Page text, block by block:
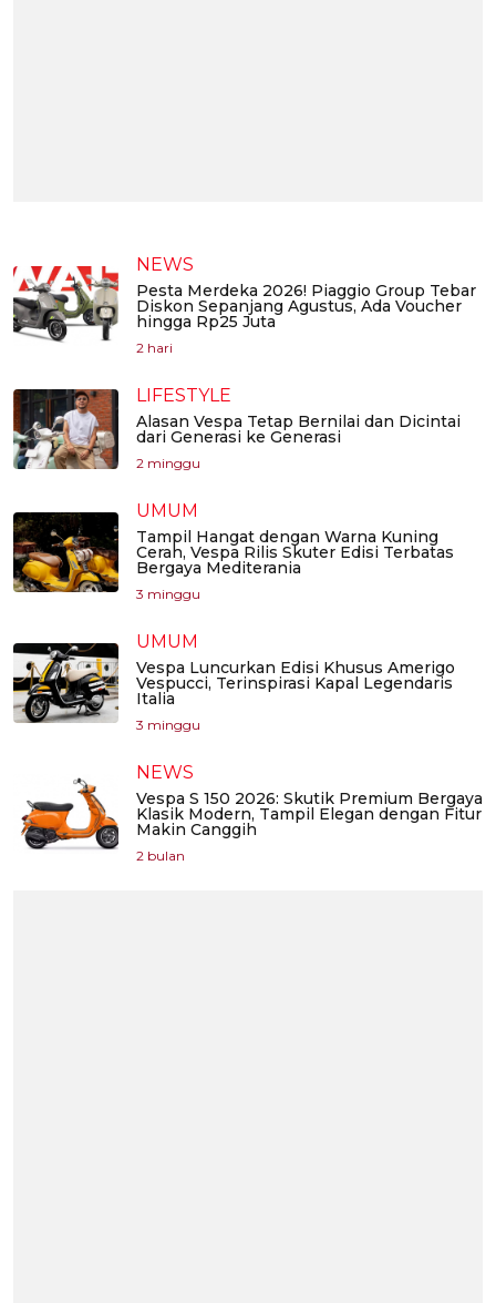
NEWS
Pesta Merdeka 2026! Piaggio Group Tebar
Diskon Sepanjang Agustus, Ada Voucher
hingga Rp25 Juta
2 hari
LIFESTYLE
Alasan Vespa Tetap Bernilai dan Dicintai
dari Generasi ke Generasi
2 minggu
UMUM
Tampil Hangat dengan Warna Kuning
Cerah, Vespa Rilis Skuter Edisi Terbatas
Bergaya Mediterania
3 minggu
UMUM
Vespa Luncurkan Edisi Khusus Amerigo
Vespucci, Terinspirasi Kapal Legendaris
Italia
3 minggu
NEWS
Vespa S 150 2026: Skutik Premium Bergaya
Klasik Modern, Tampil Elegan dengan Fitur
Makin Canggih
2 bulan